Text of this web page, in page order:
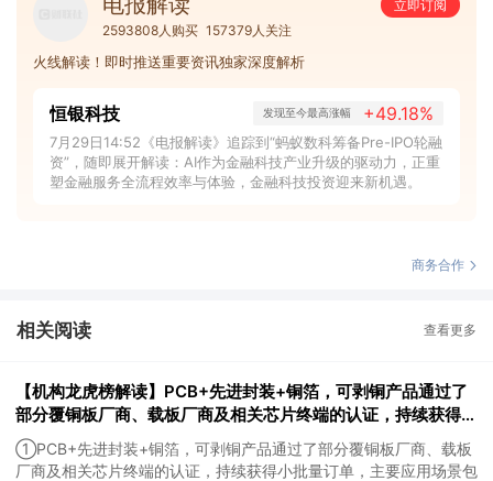
立即订阅
2593808人购买 157379人关注
火线解读！即时推送重要资讯独家深度解析
恒银科技 发现至今最高涨幅 +49.18%
7月29日14:52《电报解读》追踪到“蚂蚁数科筹备Pre-IPO轮融
资”，随即展开解读：AI作为金融科技产业升级的驱动力，正重
塑金融服务全流程效率与体验，金融科技投资迎来新机遇。
商务合作
相关阅读 查看更多
【机构龙虎榜解读】PCB+先进封装+铜箔，可剥铜产品通过了
部分覆铜板厂商、载板厂商及相关芯片终端的认证，持续获得小
批量订单，主要应用场景包括芯片封装光模块用PCB，机构大
额净买入这家公司
①PCB+先进封装+铜箔，可剥铜产品通过了部分覆铜板厂商、载板
厂商及相关芯片终端的认证，持续获得小批量订单，主要应用场景包